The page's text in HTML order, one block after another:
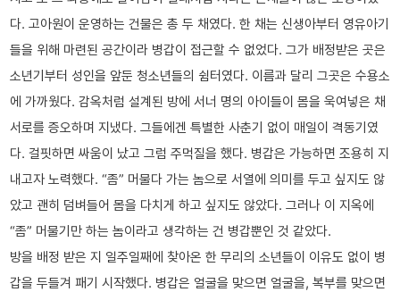
다. 고아원이 운영하는 건물은 총 두 채였다. 한 채는 신생아부터 영유아기
들을 위해 마련된 공간이라 병갑이 접근할 수 없었다. 그가 배정받은 곳은
소년기부터 성인을 앞둔 청소년들의 쉼터였다. 이름과 달리 그곳은 수용소
에 가까웠다. 감옥처럼 설계된 방에 서너 명의 아이들이 몸을 욱여넣은 채
서로를 증오하며 지냈다. 그들에겐 특별한 사춘기 없이 매일이 격동기였
다. 걸핏하면 싸움이 났고 그럼 주먹질을 했다. 병갑은 가능하면 조용히 지
내고자 노력했다. “좀” 머물다 가는 놈으로 서열에 의미를 두고 싶지도 않
았고 괜히 덤벼들어 몸을 다치게 하고 싶지도 않았다. 그러나 이 지옥에
“좀” 머물기만 하는 놈이라고 생각하는 건 병갑뿐인 것 같았다.
방을 배정 받은 지 일주일째에 찾아온 한 무리의 소년들이 이유도 없이 병
갑을 두들겨 패기 시작했다. 병갑은 얼굴을 맞으면 얼굴을, 복부를 맞으면